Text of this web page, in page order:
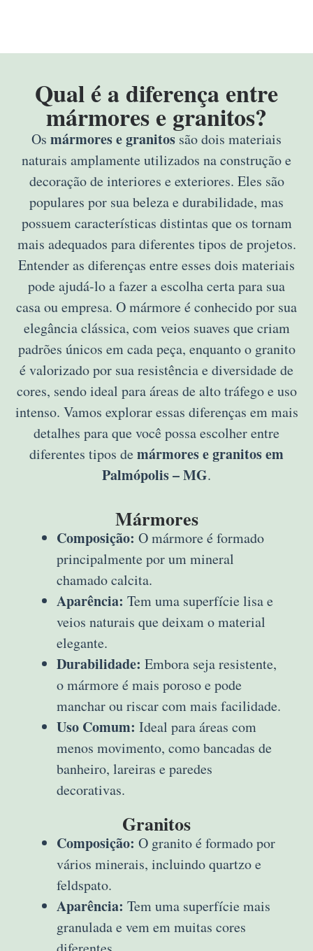
Qual é a diferença entre
mármores e granitos?
Os mármores e granitos são dois materiais
naturais amplamente utilizados na construção e
decoração de interiores e exteriores. Eles são
populares por sua beleza e durabilidade, mas
possuem características distintas que os tornam
mais adequados para diferentes tipos de projetos.
Entender as diferenças entre esses dois materiais
pode ajudá-lo a fazer a escolha certa para sua
casa ou empresa. O mármore é conhecido por sua
elegância clássica, com veios suaves que criam
padrões únicos em cada peça, enquanto o granito
é valorizado por sua resistência e diversidade de
cores, sendo ideal para áreas de alto tráfego e uso
intenso. Vamos explorar essas diferenças em mais
detalhes para que você possa escolher entre
diferentes tipos de mármores e granitos em
Palmópolis – MG.
Mármores
Composição: O mármore é formado
principalmente por um mineral
chamado calcita.
Aparência: Tem uma superfície lisa e
veios naturais que deixam o material
elegante.
Durabilidade: Embora seja resistente,
o mármore é mais poroso e pode
manchar ou riscar com mais facilidade.
Uso Comum: Ideal para áreas com
menos movimento, como bancadas de
banheiro, lareiras e paredes
decorativas.
Granitos
Composição: O granito é formado por
vários minerais, incluindo quartzo e
feldspato.
Aparência: Tem uma superfície mais
granulada e vem em muitas cores